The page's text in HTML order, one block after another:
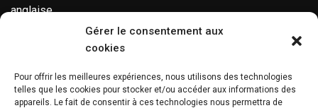
Gérer le consentement aux
cookies
Pour offrir les meilleures expériences, nous utilisons des technologies
telles que les cookies pour stocker et/ou accéder aux informations des
appareils. Le fait de consentir à ces technologies nous permettra de
anglaise.
Entre-Deux Île de la Réunion
0693 490 306